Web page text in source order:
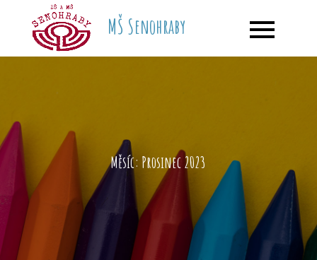
content
MŠ Senohraby
Měsíc: Prosinec 2023